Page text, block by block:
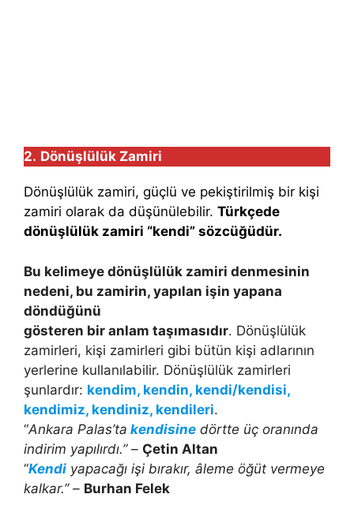
2. Dönüşlülük Zamiri
Dönüşlülük zamiri, güçlü ve pekiştirilmiş bir kişi
zamiri olarak da düşünülebilir. Türkçede
dönüşlülük zamiri “kendi” sözcüğüdür.
Bu kelimeye dönüşlülük zamiri denmesinin
nedeni, bu zamirin, yapılan işin yapana
döndüğünü
gösteren bir anlam taşımasıdır. Dönüşlülük
zamirleri, kişi zamirleri gibi bütün kişi adlarının
yerlerine kullanılabilir. Dönüşlülük zamirleri
şunlardır: kendim, kendin, kendi/kendisi,
kendimiz, kendiniz, kendileri.
“Ankara Palas’ta kendisine dörtte üç oranında
indirim yapılırdı.” – Çetin Altan
“Kendi yapacağı işi bırakır, âleme öğüt vermeye
kalkar.” – Burhan Felek